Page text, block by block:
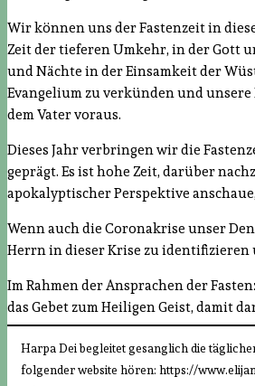
Wir können uns der Fastenzeit in
Zeit der tieferen Umkehr, in der Gott
und Nächte in der Einsamkeit der
Evangelium zu verkünden und
dem Vater voraus.
Dieses Jahr verbringen wir die
geprägt. Es ist hohe Zeit, darüber
apokalyptischer Perspektive
Wenn auch die Coronakrise unser
Herrn in dieser Krise zu identifizieren
Im Rahmen der Ansprachen der
das Gebet zum Heiligen Geist, damit
Harpa Dei begleitet gesanglich die
folgender website hören: https://